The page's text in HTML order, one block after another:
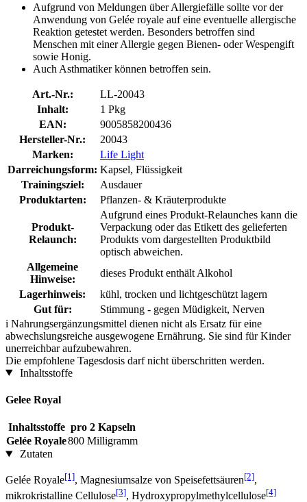
Aufgrund von Meldungen über Allergiefälle sollte vor der
Anwendung von Gelée royale auf eine eventuelle allergische
Reaktion getestet werden. Besonders betroffen sind
Menschen mit einer Allergie gegen Bienen- oder Wespengift
sowie Honig.
Auch Asthmatiker können betroffen sein.
Art.-Nr.:
LL-20043
Inhalt:
1 Pkg
EAN:
9005858200436
Hersteller-Nr.:
20043
Marken:
Life Light
Darreichungsform: Kapsel, Flüssigkeit
Trainingsziel:
Ausdauer
Produktarten:
Pflanzen- & Kräuterprodukte
Produkt-
Relaunch:
Aufgrund eines Produkt-Relaunches kann die
Verpackung oder das Etikett des gelieferten
Produkts vom dargestellten Produktbild
optisch abweichen.
Allgemeine
Hinweise:
dieses Produkt enthält Alkohol
Lagerhinweis:
kühl, trocken und lichtgeschützt lagern
Gut für:
Stimmung - gegen Müdigkeit, Nerven
i Nahrungsergänzungsmittel dienen nicht als Ersatz für eine
abwechslungsreiche ausgewogene Ernährung. Sie sind für Kinder
unerreichbar aufzubewahren.
Die empfohlene Tagesdosis darf nicht überschritten werden.
Inhaltsstoffe
Gelee Royal
Inhaltsstoffe pro 2 Kapseln
Gelée Royale800 Milligramm
Zutaten
Gelée Royale[1], Magnesiumsalze von Speisefettsäuren[2],
mikrokristalline Cellulose[3], Hydroxypropylmethylcellulose[4]